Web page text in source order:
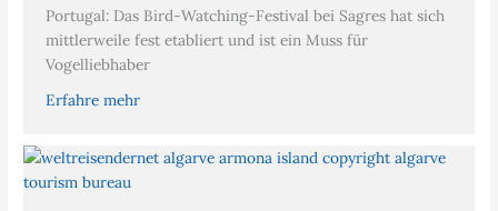
Portugal: Das Bird-Watching-Festival bei Sagres hat sich
mittlerweile fest etabliert und ist ein Muss für
Vogelliebhaber
Erfahre mehr